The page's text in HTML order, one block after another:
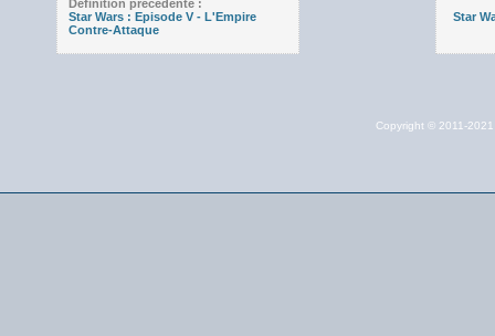
Définition précédente :
Star Wars : Episode V - L'Empire
Contre-Attaque
Star
Copyright © 2011-